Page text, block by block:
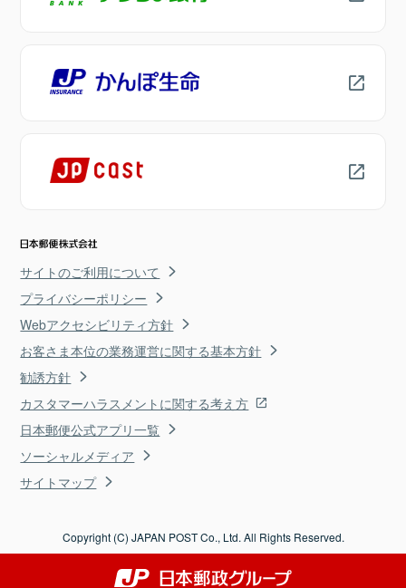
サイトのご利用について
プライバシーポリシー
Webアクセシビリティ方針
お客さま本位の業務運営に関する基本方針
勧誘方針
カスタマーハラスメントに関する考え方
日本郵便公式アプリ一覧
ソーシャルメディア
サイトマップ
Copyright (C) JAPAN POST Co., Ltd. All Rights Reserved.